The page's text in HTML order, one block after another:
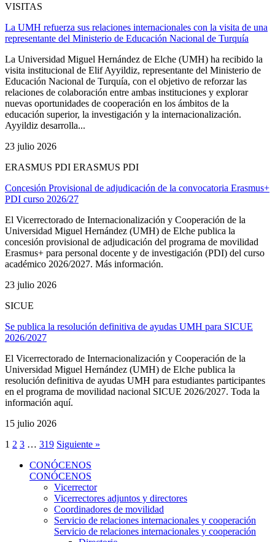
VISITAS
La UMH refuerza sus relaciones internacionales con la visita de una
representante del Ministerio de Educación Nacional de Turquía
La Universidad Miguel Hernández de Elche (UMH) ha recibido la
visita institucional de Elif Ayyildiz, representante del Ministerio de
Educación Nacional de Turquía, con el objetivo de reforzar las
relaciones de colaboración entre ambas instituciones y explorar
nuevas oportunidades de cooperación en los ámbitos de la
educación superior, la investigación y la internacionalización.
Ayyildiz desarrolla...
23 julio 2026
ERASMUS PDI ERASMUS PDI
Concesión Provisional de adjudicación de la convocatoria Erasmus+
PDI curso 2026/27
El Vicerrectorado de Internacionalización y Cooperación de la
Universidad Miguel Hernández (UMH) de Elche publica la
concesión provisional de adjudicación del programa de movilidad
Erasmus+ para personal docente y de investigación (PDI) del curso
académico 2026/2027. Más información.
23 julio 2026
SICUE
Se publica la resolución definitiva de ayudas UMH para SICUE
2026/2027
El Vicerrectorado de Internacionalización y Cooperación de la
Universidad Miguel Hernández (UMH) de Elche publica la
resolución definitiva de ayudas UMH para estudiantes participantes
en el programa de movilidad nacional SICUE 2026/2027. Toda la
información aquí.
15 julio 2026
1 2 3 … 319 Siguiente »
CONÓCENOS
CONÓCENOS
Vicerrector
Vicerrectores adjuntos y directores
Coordinadores de movilidad
Servicio de relaciones internacionales y cooperación
Servicio de relaciones internacionales y cooperación